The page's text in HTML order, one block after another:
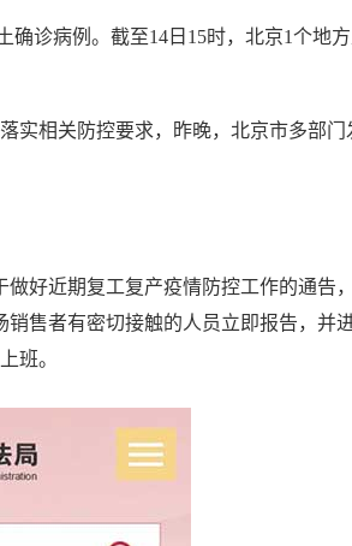
确诊病例。截至14日15时，北京1个地
相关防控要求，昨晚，北京市多部门
好近期复工复产疫情防控工作的通告
售者有密切接触的人员立即报告，并
班。